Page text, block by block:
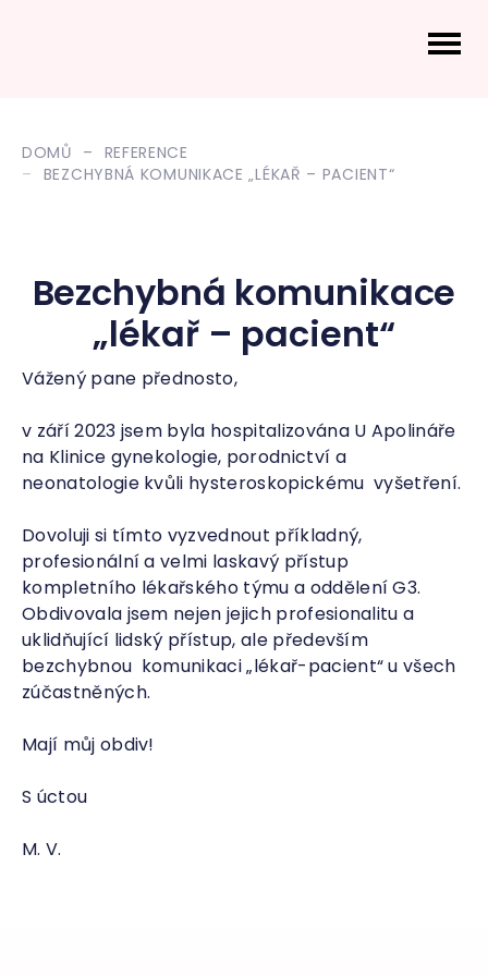
DOMŮ
REFERENCE
BEZCHYBNÁ KOMUNIKACE „LÉKAŘ – PACIENT“
Bezchybná komunikace
„lékař – pacient“
Vážený pane přednosto,
v září 2023 jsem byla hospitalizována U Apolináře
na Klinice gynekologie, porodnictví a
neonatologie kvůli hysteroskopickému vyšetření.
Dovoluji si tímto vyzvednout příkladný,
profesionální a velmi laskavý přístup
kompletního lékařského týmu a oddělení G3.
Obdivovala jsem nejen jejich profesionalitu a
uklidňující lidský přístup, ale především
bezchybnou komunikaci „lékař-pacient“ u všech
zúčastněných.
Mají můj obdiv!
S úctou
M. V.